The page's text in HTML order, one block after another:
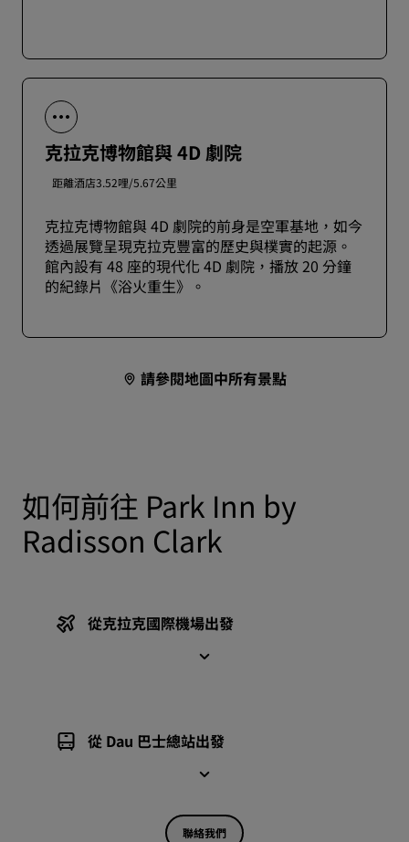
克拉克博物館與 4D 劇院
距離酒店3.52哩/5.67公里
克拉克博物館與 4D 劇院的前身是空軍基地，如今
透過展覽呈現克拉克豐富的歷史與樸實的起源。
館內設有 48 座的現代化 4D 劇院，播放 20 分鐘
的紀錄片《浴火重生》。
請參閱地圖中所有景點
如何前往 Park Inn by
Radisson Clark
從克拉克國際機場出發
從 Dau 巴士總站出發
聯絡我們